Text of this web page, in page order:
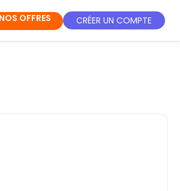
NOS OFFRES CRÉER UN COMPTE